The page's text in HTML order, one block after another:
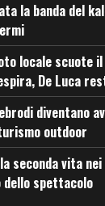
la banda del
locale scuote
De Luca
diventano
outdoor
seconda vita
dello spettacolo